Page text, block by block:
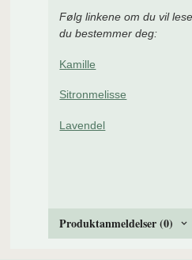
Følg linkene om du vil
du bestemmer deg:
Kamille
Sitronmelisse
Lavendel
Produktanmeldelser (0)